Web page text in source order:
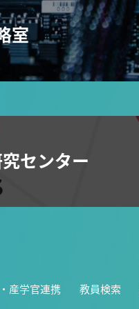
室
センター
産学官連携 教員検索